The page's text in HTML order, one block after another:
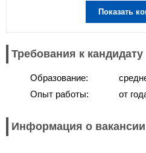
Показать
Требования к кандидату
Образование:
Опыт работы:
от
Информация о вакансии